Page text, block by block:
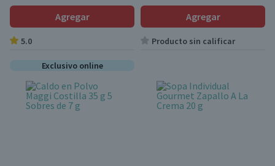
Agregar
5.0
Agregar
Producto sin calificar
Exclusivo online